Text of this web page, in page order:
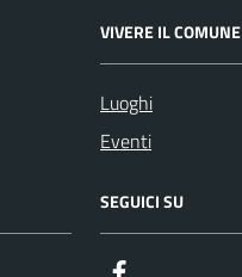
VIVERE IL COMUNE
Luoghi
Eventi
SEGUICI SU